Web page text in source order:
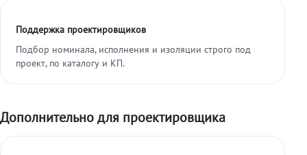
Поддержка проектировщиков
Подбор номинала, исполнения и изоляции строго под
проект, по каталогу и КП.
Дополнительно для проектировщика